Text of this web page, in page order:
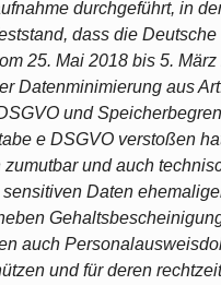
durchgeführt, in
dass die
25. Mai 2018 bis 5.
Datenminimierung aus
und
e DSGVO verstoßen
zumutbar und auch
Daten
auch
und für deren